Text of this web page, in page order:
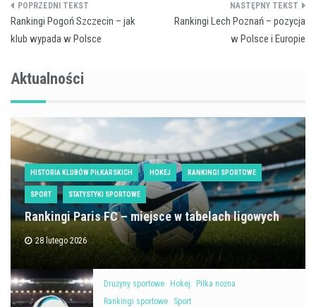
Nawigacja
wpisu
Rankingi Pogoń Szczecin – jak
klub wypada w Polsce
Rankingi Lech Poznań – pozycja
w Polsce i Europie
Aktualności
HISTORIA KLUBÓW PIŁKARSKICH HOKEJ RANKINGI SPORTOWE
SPORT STATYSTYKI SPORTOWE
Rankingi Paris FC – miejsce w tabelach ligowych
28 lutego 2026
Drużyny sportowe Hokej
Piłka nożna
Rankingi sportowe
Sport